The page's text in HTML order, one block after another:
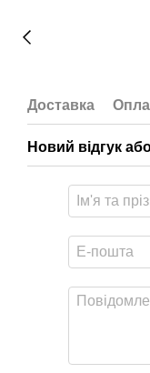
Доставка
Новий відгук